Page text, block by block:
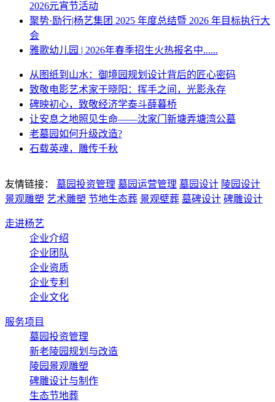
2026元宵节活动
聚势·励行|杨艺集团 2025 年度总结暨 2026 年目标执行大
会
雅歌幼儿园 | 2026年春季招生火热报名中......
从图纸到山水：御境园规划设计背后的匠心密码
致敬电影艺术家于晓阳：挥手之间，光影永存
碑映初心，致敬经济学泰斗薛暮桥
让安息之地照见生命——沈家门新塘弄塘湾公墓
老墓园如何升级改造?
石载英魂，雕传千秋
友情链接： 墓园投资管理 墓园运营管理 墓园设计 陵园设计
景观雕塑 艺术雕塑 节地生态葬 景观壁葬 墓碑设计 碑雕设计
走进杨艺
企业介绍
企业团队
企业资质
企业专利
企业文化
服务项目
墓园投资管理
新老陵园规划与改造
陵园景观雕塑
碑雕设计与制作
生态节地葬